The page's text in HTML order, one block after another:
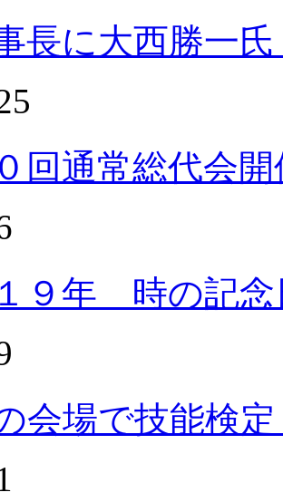
長に大西勝一
回通常総代会開
９年 時の記
会場で技能検